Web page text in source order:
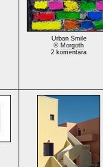
Urban Smile
© Morgoth
2 komentara